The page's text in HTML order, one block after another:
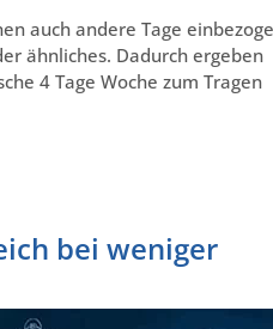
auch andere Tage
ähnliches. Dadurch ergeben
4 Tage Woche zum Tragen
bei weniger